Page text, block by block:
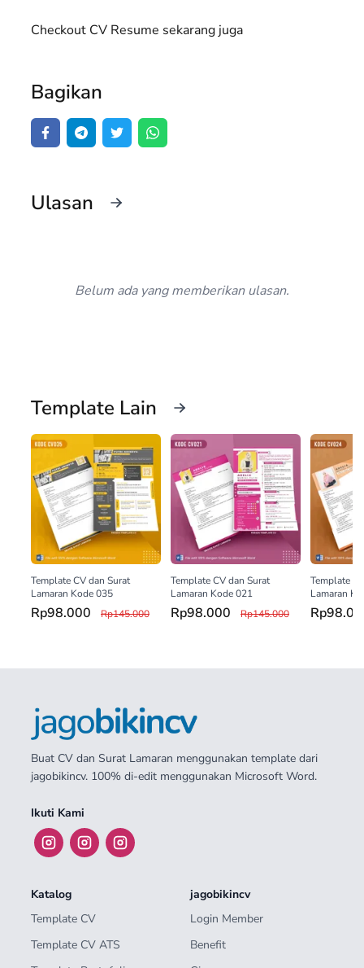
Checkout CV Resume sekarang juga
Bagikan
Ulasan
Belum ada yang memberikan ulasan.
Template Lain
Template CV dan Surat
Lamaran Kode 035
Rp98.000 Rp145.000
Template CV dan Surat
Lamaran Kode 021
Rp98.000 Rp145.000
Template
Lamaran
Buat CV dan Surat Lamaran menggunakan template dari
jagobikincv. 100% di-edit menggunakan Microsoft Word.
Ikuti Kami
Katalog
Template CV
Template CV ATS
jagobikincv
Login Member
Benefit